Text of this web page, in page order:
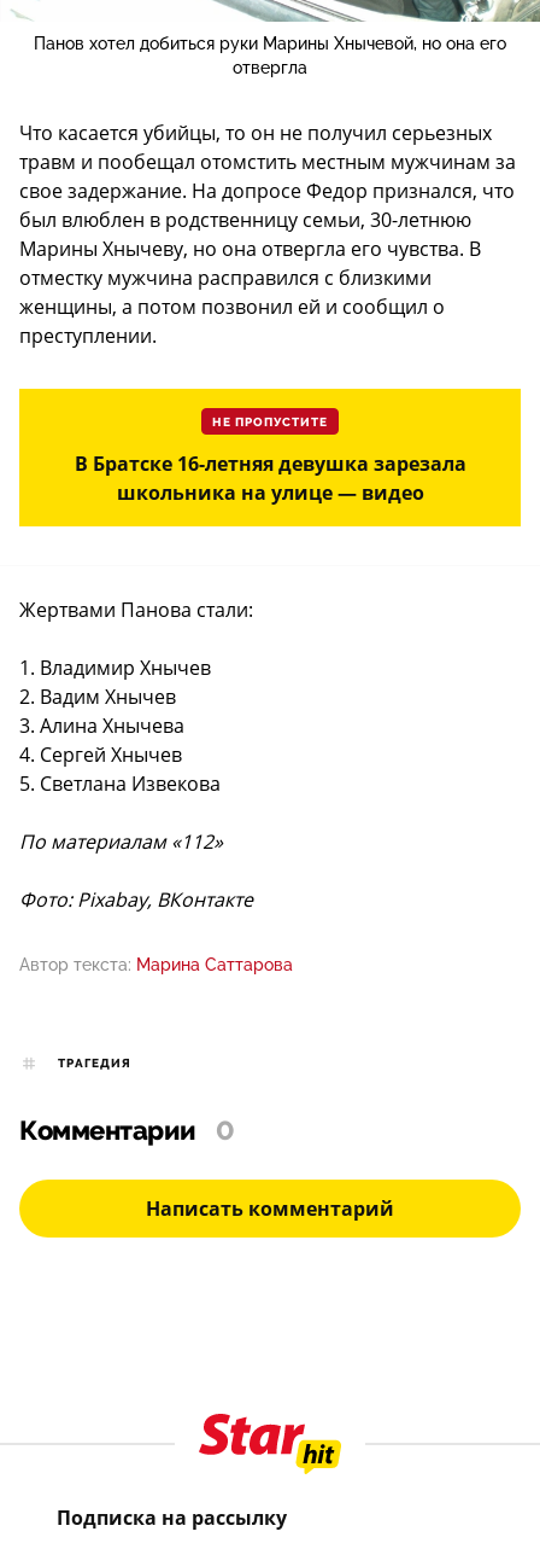
Панов хотел добиться руки Марины Хнычевой, но она его
отвергла
Что касается убийцы, то он не получил серьезных
травм и пообещал отомстить местным мужчинам за
свое задержание. На допросе Федор признался, что
был влюблен в родственницу семьи, 30-летнюю
Марины Хнычеву, но она отвергла его чувства. В
отместку мужчина расправился с близкими
женщины, а потом позвонил ей и сообщил о
преступлении.
НЕ ПРОПУСТИТЕ
В Братске 16-летняя девушка зарезала
школьника на улице — видео
Жертвами Панова стали:
1. Владимир Хнычев
2. Вадим Хнычев
3. Алина Хнычева
4. Сергей Хнычев
5. Светлана Извекова
По материалам «112»
Фото: Pixabay, ВКонтакте
Автор текста: Марина Саттарова
ТРАГЕДИЯ
Комментарии 0
Написать комментарий
Подписка на рассылку